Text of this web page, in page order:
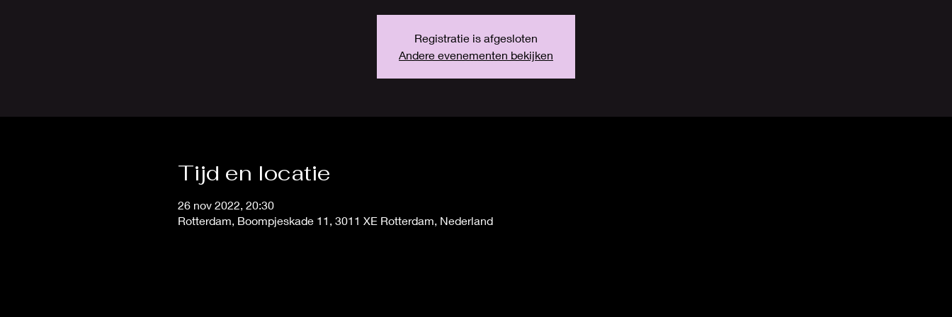
Registratie is afgesloten
Andere evenementen bekijken
Tijd en locatie
26 nov 2022, 20:30
Rotterdam, Boompjeskade 11, 3011 XE Rotterdam, Nederland